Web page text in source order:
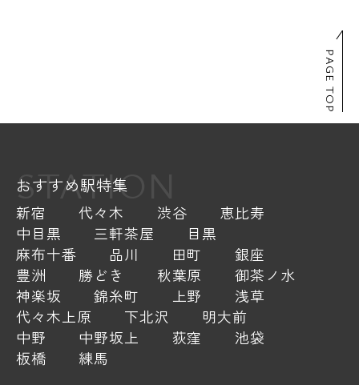
PAGE TOP
STATION
おすすめ駅特集
新宿 代々木 渋谷
恵比寿
中目黒
三軒茶屋
目黒
麻布十番
品川 田町
銀座
豊洲
勝どき 秋葉原
御茶ノ水
神楽坂
錦糸町 上野
浅草
代々木上原
下北沢
明大前
中野
中野坂上 荻窪
池袋
板橋
練馬